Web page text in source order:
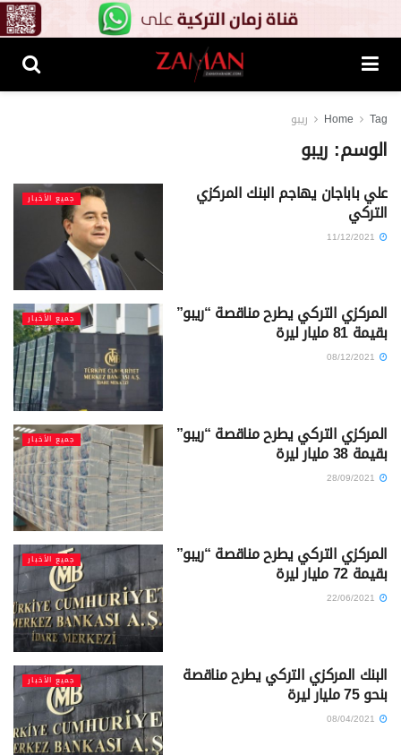
Home Tag ريبو
الوسم: ريبو
جميع الأخبار علي باباجان يهاجم البنك المركزي
التركي
جميع الأخبار المركزي التركي يطرح مناقصة “ريبو”
بقيمة 81 مليار ليرة
جميع الأخبار المركزي التركي يطرح مناقصة “ريبو”
بقيمة 38 مليار ليرة
جميع الأخبار المركزي التركي يطرح مناقصة “ريبو”
بقيمة 72 مليار ليرة
جميع الأخبار البنك المركزي التركي يطرح مناقصة
بنحو 75 مليار ليرة